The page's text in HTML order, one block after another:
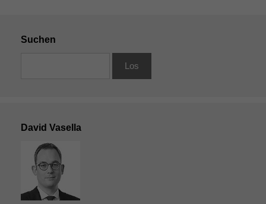
Suchen
David Vasella